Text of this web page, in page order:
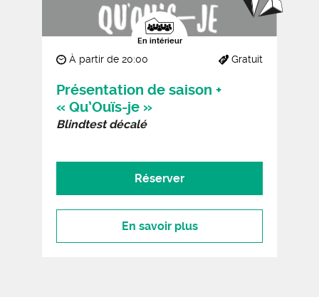
En intérieur
À partir de 20:00 Gratuit
Présentation de saison +
« Qu’Ouïs-je »
Blindtest décalé
Réserver
En savoir plus